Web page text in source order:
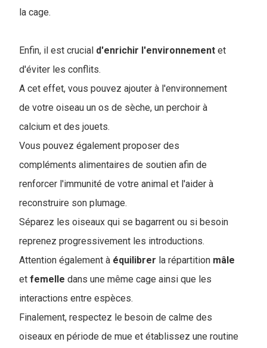
la cage.
Enfin, il est crucial d'enrichir l'environnement et
d'éviter les conflits.
A cet effet, vous pouvez ajouter à l'environnement
de votre oiseau un os de sèche, un perchoir à
calcium et des jouets.
Vous pouvez également proposer des
compléments alimentaires de soutien afin de
renforcer l'immunité de votre animal et l'aider à
reconstruire son plumage.
Séparez les oiseaux qui se bagarrent ou si besoin
reprenez progressivement les introductions.
Attention également à équilibrer la répartition mâle
et femelle dans une même cage ainsi que les
interactions entre espèces.
Finalement, respectez le besoin de calme des
oiseaux en période de mue et établissez une routine